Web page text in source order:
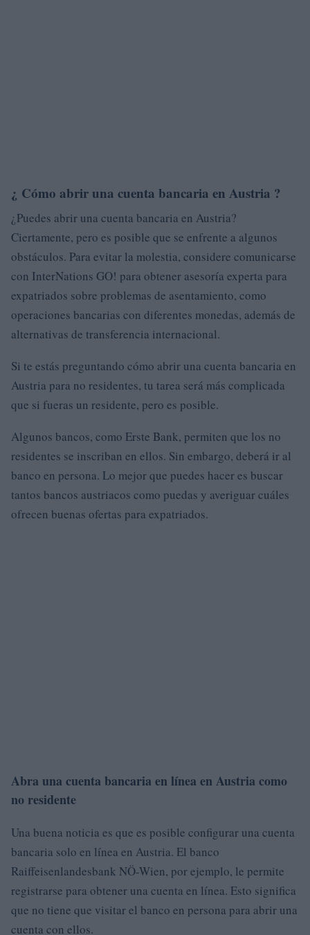
¿ Cómo abrir una cuenta bancaria en Austria ?
¿Puedes abrir una cuenta bancaria en Austria?
Ciertamente, pero es posible que se enfrente a algunos
obstáculos. Para evitar la molestia, considere comunicarse
con InterNations GO! para obtener asesoría experta para
expatriados sobre problemas de asentamiento, como
operaciones bancarias con diferentes monedas, además de
alternativas de transferencia internacional.
Si te estás preguntando cómo abrir una cuenta bancaria en
Austria para no residentes, tu tarea será más complicada
que si fueras un residente, pero es posible.
Algunos bancos, como Erste Bank, permiten que los no
residentes se inscriban en ellos. Sin embargo, deberá ir al
banco en persona. Lo mejor que puedes hacer es buscar
tantos bancos austriacos como puedas y averiguar cuáles
ofrecen buenas ofertas para expatriados.
Abra una cuenta bancaria en línea en Austria como
no residente
Una buena noticia es que es posible configurar una cuenta
bancaria solo en línea en Austria. El banco
Raiffeisenlandesbank NÖ-Wien, por ejemplo, le permite
registrarse para obtener una cuenta en línea. Esto significa
que no tiene que visitar el banco en persona para abrir una
cuenta con ellos.